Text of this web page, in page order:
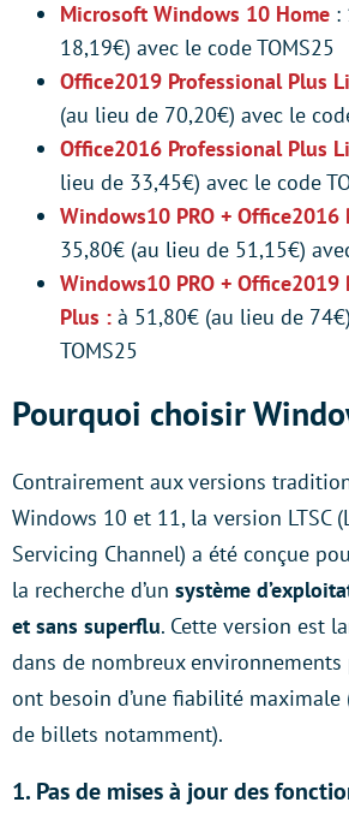
Microsoft Windows 10 Home :
18,19€) avec le code TOMS25
Office2019 Professional Plus
(au lieu de 70,20€) avec le
Office2016 Professional Plus
lieu de 33,45€) avec le code
Windows10 PRO + Office2016
35,80€ (au lieu de 51,15€)
Windows10 PRO + Office2019
Plus : à 51,80€ (au lieu de
TOMS25
Pourquoi choisir
Contrairement aux versions
Windows 10 et 11, la version LTSC
Servicing Channel) a été conçue
la recherche d’un système
et sans superflu. Cette version est
dans de nombreux
ont besoin d’une fiabilité
de billets notamment).
1. Pas de mises à jour des